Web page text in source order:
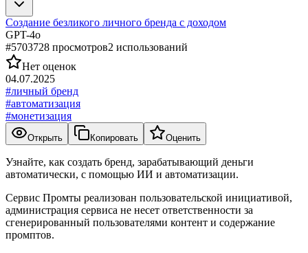
Создание безликого личного бренда с доходом
GPT-4o
#5703728 просмотров2 использований
Нет оценок
04.07.2025
#личный бренд
#автоматизация
#монетизация
Открыть Копировать Оценить
Узнайте, как создать бренд, зарабатывающий деньги
автоматически, с помощью ИИ и автоматизации.
Сервис Промты реализован пользовательской инициативой,
администрация сервиса не несет ответственности за
сгенерированный пользователями контент и содержание
промптов.